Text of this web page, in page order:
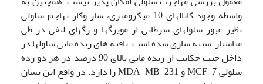
واسطه وجود کانالهای 10 میکرومتری، ساز وکار تهاجم سلولی
نظیر عبور سلولهای سرطانی از مویرگها و رگهای لنفی در طی
متاستاز شبیه سازی شده است. یافته های زنده مانی سلولها در
داخل چیپ حکایت از زنده مانی بالای 90 درصد در هر دو رده
سلولی MCF-7 و MDA-MB-231 را دارد. در واقع این نشان